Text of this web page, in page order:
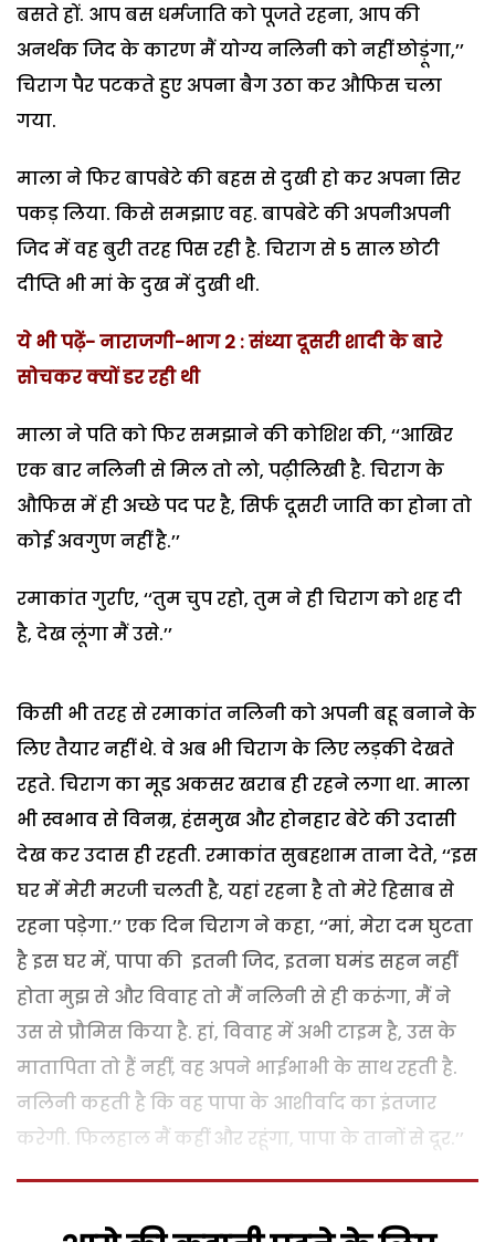
बसते हों. आप बस धर्मजाति को पूजते रहना, आप की
अनर्थक जिद के कारण मैं योग्य नलिनी को नहीं छोड़ूंगा,’’
चिराग पैर पटकते हुए अपना बैग उठा कर औफिस चला
गया.
माला ने फिर बापबेटे की बहस से दुखी हो कर अपना सिर
पकड़ लिया. किसे समझाए वह. बापबेटे की अपनीअपनी
जिद में वह बुरी तरह पिस रही है. चिराग से 5 साल छोटी
दीप्ति भी मां के दुख में दुखी थी.
ये भी पढ़ें- नाराजगी-भाग 2 : संध्या दूसरी शादी के बारे
सोचकर क्यों डर रही थी
माला ने पति को फिर समझाने की कोशिश की, ‘‘आखिर
एक बार नलिनी से मिल तो लो, पढ़ीलिखी है. चिराग के
औफिस में ही अच्छे पद पर है, सिर्फ दूसरी जाति का होना तो
कोई अवगुण नहीं है.’’
रमाकांत गुर्राए, ‘‘तुम चुप रहो, तुम ने ही चिराग को शह दी
है, देख लूंगा मैं उसे.’’
किसी भी तरह से रमाकांत नलिनी को अपनी बहू बनाने के
लिए तैयार नहीं थे. वे अब भी चिराग के लिए लड़की देखते
रहते. चिराग का मूड अकसर खराब ही रहने लगा था. माला
भी स्वभाव से विनम्र, हंसमुख और होनहार बेटे की उदासी
देख कर उदास ही रहती. रमाकांत सुबहशाम ताना देते, ‘‘इस
घर में मेरी मरजी चलती है, यहां रहना है तो मेरे हिसाब से
रहना पड़ेगा.’’ एक दिन चिराग ने कहा, ‘‘मां, मेरा दम घुटता
है इस घर में, पापा की इतनी जिद, इतना घमंड सहन नहीं
होता मुझ से और विवाह तो मैं नलिनी से ही करूंगा, मैं ने
उस से प्रौमिस किया है. हां, विवाह में अभी टाइम है, उस के
मातापिता तो हैं नहीं, वह अपने भाईभाभी के साथ रहती है.
नलिनी कहती है कि वह पापा के आशीर्वाद का इंतजार
करेगी. फिलहाल मैं कहीं और रहूंगा, पापा के तानों से दूर.’’